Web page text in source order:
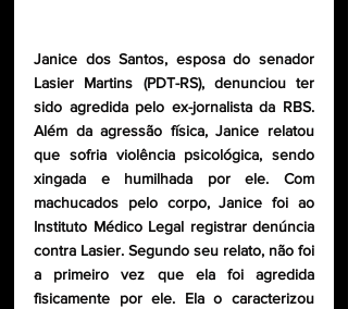
Janice dos Santos, esposa do senador
Lasier Martins (PDT-RS), denunciou ter
sido agredida pelo ex-jornalista da RBS.
Além da agressão física, Janice relatou
que sofria violência psicológica, sendo
xingada e humilhada por ele. Com
machucados pelo corpo, Janice foi ao
Instituto Médico Legal registrar denúncia
contra Lasier. Segundo seu relato, não foi
a primeiro vez que ela foi agredida
fisicamente por ele. Ela o caracterizou